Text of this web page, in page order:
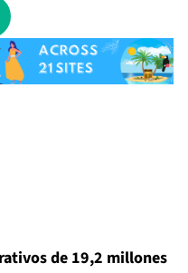
de 19,2 millones